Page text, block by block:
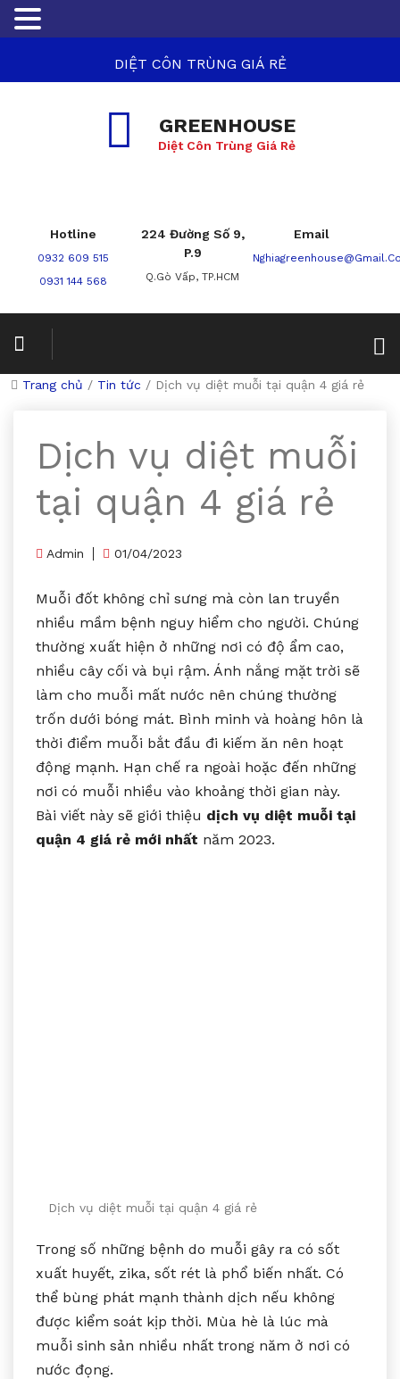
DIỆT CÔN TRÙNG GIÁ RẺ
GREENHOUSE
Diệt Côn Trùng Giá Rẻ
Hotline
0932 609 515
0931 144 568
224 Đường Số 9,
P.9
Q.Gò Vấp, TP.HCM
Email
Trang chủ / Tin tức / Dịch vụ diệt muỗi tại quận 4 giá rẻ
Dịch vụ diệt muỗi
tại quận 4 giá rẻ
Admin 01/04/2023
Muỗi đốt không chỉ sưng mà còn lan truyền
nhiều mầm bệnh nguy hiểm cho người. Chúng
thường xuất hiện ở những nơi có độ ẩm cao,
nhiều cây cối và bụi rậm. Ánh nắng mặt trời sẽ
làm cho muỗi mất nước nên chúng thường
trốn dưới bóng mát. Bình minh và hoàng hôn là
thời điểm muỗi bắt đầu đi kiếm ăn nên hoạt
động mạnh. Hạn chế ra ngoài hoặc đến những
nơi có muỗi nhiều vào khoảng thời gian này.
Bài viết này sẽ giới thiệu dịch vụ diệt muỗi tại
quận 4 giá rẻ mới nhất năm 2023.
Dịch vụ diệt muỗi tại quận 4 giá rẻ
Trong số những bệnh do muỗi gây ra có sốt
xuất huyết, zika, sốt rét là phổ biến nhất. Có
thể bùng phát mạnh thành dịch nếu không
được kiểm soát kịp thời. Mùa hè là lúc mà
muỗi sinh sản nhiều nhất trong năm ở nơi có
nước đọng.